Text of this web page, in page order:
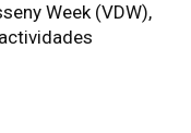
Week (VDW),